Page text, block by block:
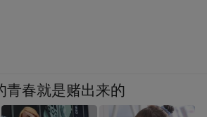
青春就是赌出来的